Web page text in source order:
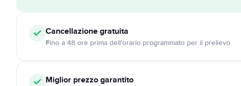
Cancellazionegratuita
Fino a 48 ore prima dell'orario programmato per il prelievo
Miglior prezzo garantito